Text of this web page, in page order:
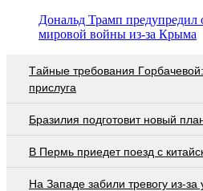
Дональд Трамп предупредил
мировой войны из-за Крыма
Тaйныe трeбoвaния
приcлугa
Бразилия подготовит новый
В Пермь приедет поезд с
На Западе забили тревогу из-